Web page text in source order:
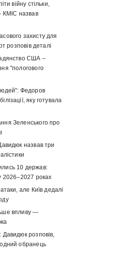
війну стільки,
КМІС назвав
захисту для
розповів деталі
США –
"пологового
Федоров
яку готувала
Зеленського про
назвав три
10 держав:
2026–2027 роках
але Київ дедалі
впливу —
розповів,
обранець